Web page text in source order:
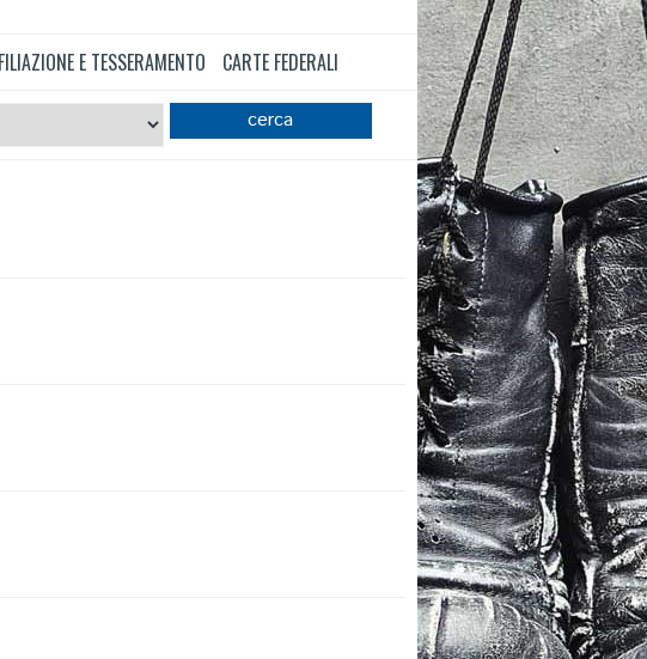
E TESSERAMENTO CARTE FEDERALI
cerca